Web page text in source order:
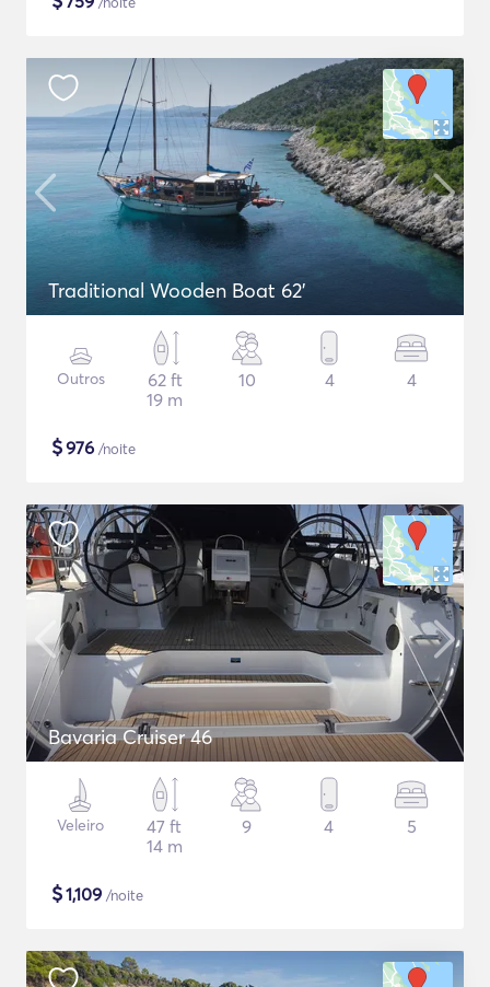
Traditional Wooden Boat 62'
Outros
62 ft
19 m
10 4 4
$976 /noite
Bavaria Cruiser 46
Veleiro
47 ft
14 m
9 4 5
$1,109 /noite